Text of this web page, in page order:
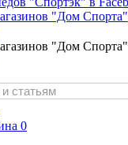
"Дом Спорта"
"Дом Спорта"
0